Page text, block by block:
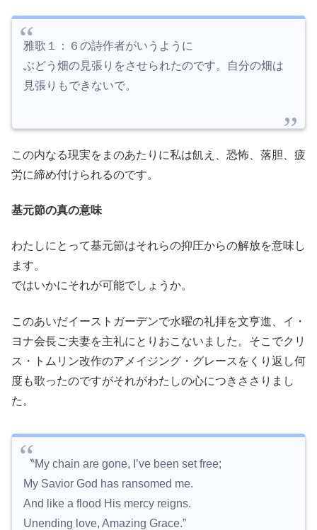
雅歌１：６の詩作者がいうように
ぶどう畑の見張りをさせられたのです。自分の畑は
見張りもできないで。
この内なる現実をまのあたりに私は飢え、恐怖、落胆、疲
労に締め付けられるのです。
基元節の真の意味
わたしにとって基元節はそれらの抑圧からの解放を意味し
ます。
ではいかにそれが可能でしょうか。
このあいだイーストガーデンで水曜の礼拝を文亨進、イ・
ヨナ会長ご夫妻を主礼にとりおこないました。そこでクリ
ス・トムリン改作のアメイジング・グレースをくり返し何
度も歌ったのですがそれがわたしの心につきささりまし
た。
〝My chain are gone, I’ve been set free;
My Savior God has ransomed me.
And like a flood His mercy reigns.
Unending love, Amazing Grace.”